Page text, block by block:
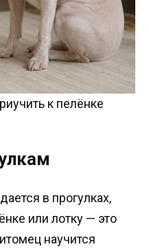
к пелёнке
в прогулках,
или лотку — это
научится